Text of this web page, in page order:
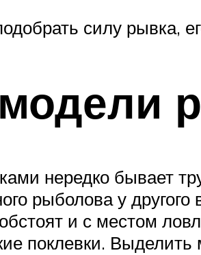
силу рывка,
нередко бывает
рыболова у
и с местом
поклевки. Выделить